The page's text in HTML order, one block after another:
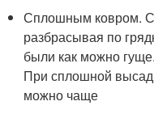
Сплошным ковром.
разбрасывая по
были как можно гуще.
При сплошной
можно чаще